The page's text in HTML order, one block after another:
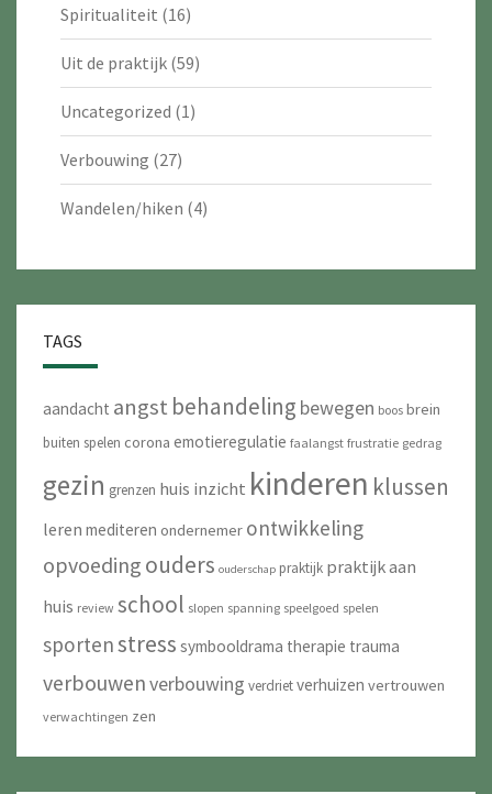
Spiritualiteit (16)
Uit de praktijk (59)
Uncategorized (1)
Verbouwing (27)
Wandelen/hiken (4)
TAGS
aandacht angst behandeling bewegen boos brein
buiten spelen corona emotieregulatie faalangst frustratie gedrag
gezin grenzen huis inzicht kinderen klussen
leren mediteren ondernemer ontwikkeling
opvoeding ouders ouderschap praktijk praktijk aan
huis review school slopen spanning speelgoed spelen
sportenstress symbooldrama therapie trauma
verbouwenverbouwing verdrietverhuizen vertrouwen
verwachtingen zen